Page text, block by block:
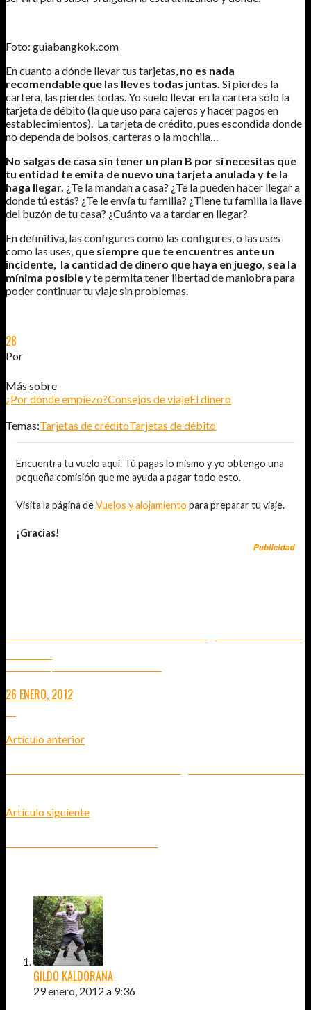
Foto: guiabangkok.com
En cuanto a dónde llevar tus tarjetas, no es nada
recomendable que las lleves todas juntas. Si pierdes la
cartera, las pierdes todas. Yo suelo llevar en la cartera sólo la
tarjeta de débito (la que uso para cajeros y hacer pagos en
establecimientos). La tarjeta de crédito, pues escondida donde
no dependa de bolsos, carteras o la mochila…
No salgas de casa sin tener un plan B por si necesitas que
tu entidad te emita de nuevo una tarjeta anulada y te la
haga llegar. ¿Te la mandan a casa? ¿Te la pueden hacer llegar a
donde tú estás? ¿Te le envía tu familia? ¿Tiene tu familia la llave
del buzón de tu casa? ¿Cuánto va a tardar en llegar?
En definitiva, las configures como las configures, o las uses
como las uses, que siempre que te encuentres ante un
incidente, la cantidad de dinero que haya en juego, sea la
mínima posibley te permita tener libertad de maniobra para
poder continuar tu viaje sin problemas.
28
Por
Más sobre
¿Por dónde empiezo?Consejos de viajeEl dinero
Temas:Tarjetas de créditoTarjetas de débito
Encuentra tu vuelo aquí. Tú pagas lo mismo y yo obtengo una
pequeña comisión que me ayuda a pagar todo esto.
Visita la página deVuelos y alojamiento para preparar tu viaje.
¡Gracias!
26 ENERO, 2012
Artículo anterior
Artículo siguiente
GILDO KALDORANA
29 enero, 2012 a 9:36